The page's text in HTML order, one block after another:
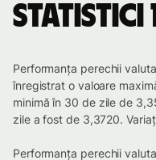
Statistici 1
Performanța perechii
înregistrat o valoare
minimă în 30 de zile de
zile a fost de 3,3720.
Performanța perechii